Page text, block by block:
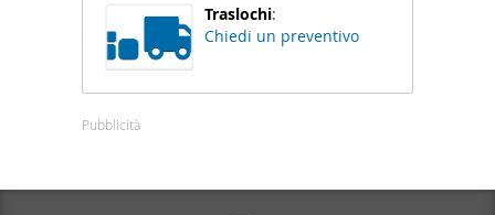
Traslochi:
Chiedi un preventivo
Pubblicità